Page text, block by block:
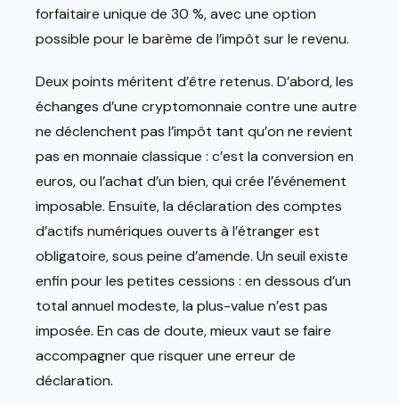
forfaitaire unique de 30 %, avec une option
possible pour le barème de l’impôt sur le revenu.
Deux points méritent d’être retenus. D’abord, les
échanges d’une cryptomonnaie contre une autre
ne déclenchent pas l’impôt tant qu’on ne revient
pas en monnaie classique : c’est la conversion en
euros, ou l’achat d’un bien, qui crée l’événement
imposable. Ensuite, la déclaration des comptes
d’actifs numériques ouverts à l’étranger est
obligatoire, sous peine d’amende. Un seuil existe
enfin pour les petites cessions : en dessous d’un
total annuel modeste, la plus-value n’est pas
imposée. En cas de doute, mieux vaut se faire
accompagner que risquer une erreur de
déclaration.